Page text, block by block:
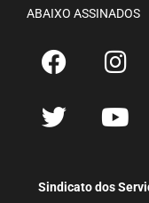
ABAIXO ASSINADOS
Sindicato dos